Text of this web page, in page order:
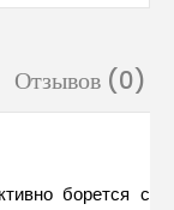
Отзывов (0)
борется с